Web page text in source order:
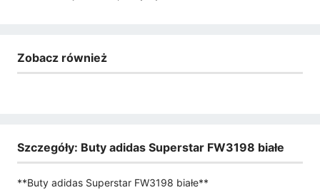
Zobacz również
Szczegóły: Buty adidas Superstar FW3198 białe
**Buty adidas Superstar FW3198 białe**